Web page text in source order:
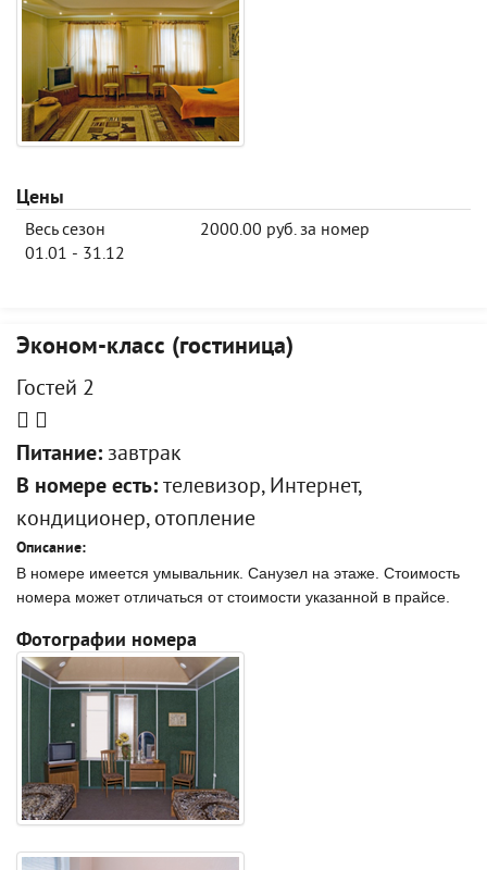
Цены
Весь сезон
01.01 - 31.12
2000.00 руб. за номер
Эконом-класс (гостиница)
Гостей 2
Питание: завтрак
В номере есть: телевизор, Интернет,
кондиционер, отопление
Описание:
В номере имеется умывальник. Санузел на этаже. Стоимость
номера может отличаться от стоимости указанной в прайсе.
Фотографии номера